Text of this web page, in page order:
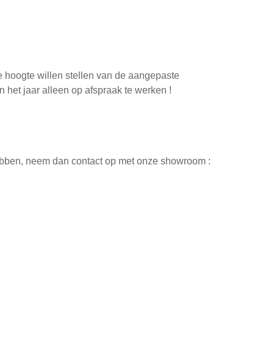
hoogte willen stellen van de aangepaste
het jaar alleen op afspraak te werken !
neem dan contact op met onze showroom :